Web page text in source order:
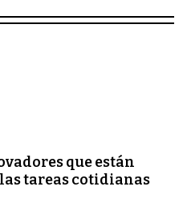
que están
tareas cotidianas